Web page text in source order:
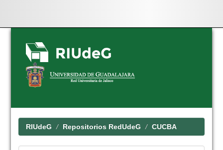
Skip
navigation
RIUdeG Repositorios RedUdeG CUCBA